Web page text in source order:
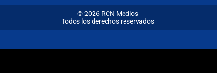
© 2026 RCN Medios.
Todos los derechos reservados.